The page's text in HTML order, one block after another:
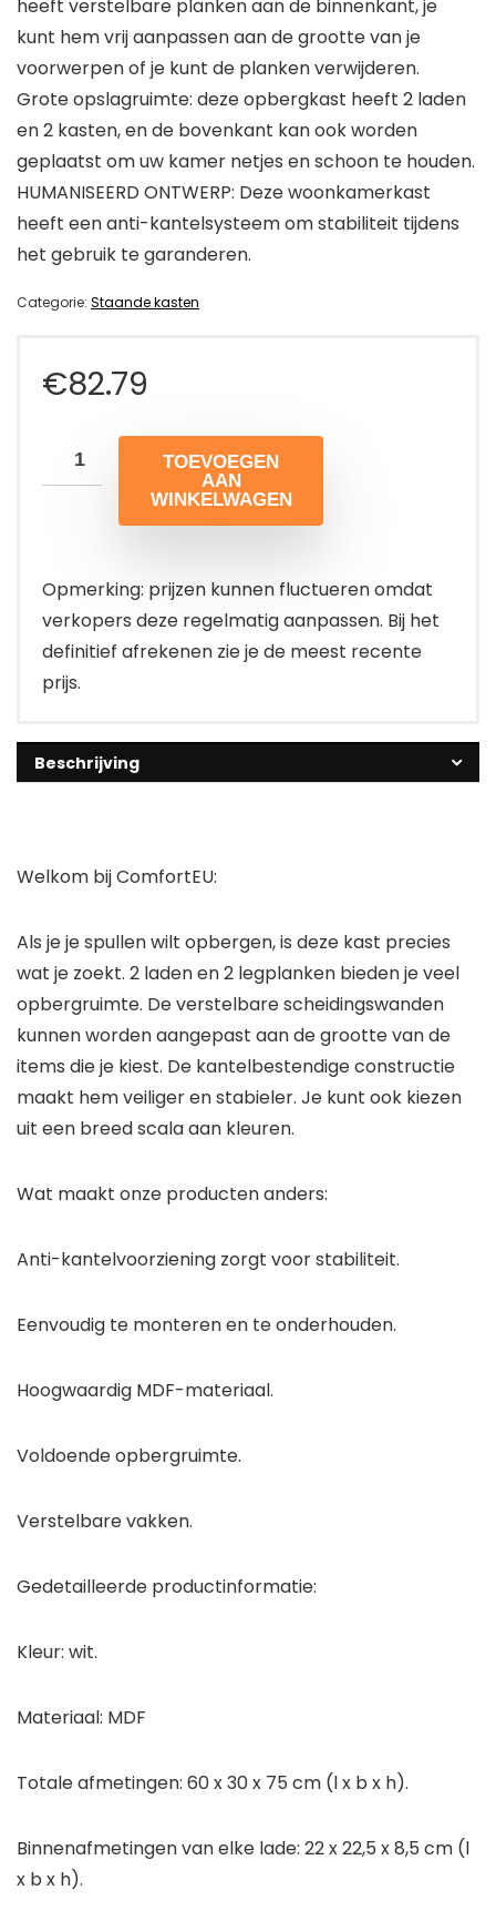
heeft verstelbare planken aan de binnenkant, je
kunt hem vrij aanpassen aan de grootte van je
voorwerpen of je kunt de planken verwijderen.
Grote opslagruimte: deze opbergkast heeft 2 laden
en 2 kasten, en de bovenkant kan ook worden
geplaatst om uw kamer netjes en schoon te houden.
HUMANISEERD ONTWERP: Deze woonkamerkast
heeft een anti-kantelsysteem om stabiliteit tijdens
het gebruik te garanderen.
Categorie: Staande kasten
€82.79
TOEVOEGEN
AAN
WINKELWAGEN
Opmerking: prijzen kunnen fluctueren omdat
verkopers deze regelmatig aanpassen. Bij het
definitief afrekenen zie je de meest recente
prijs.
Beschrijving
Welkom bij ComfortEU:
Als je je spullen wilt opbergen, is deze kast precies
wat je zoekt. 2 laden en 2 legplanken bieden je veel
opbergruimte. De verstelbare scheidingswanden
kunnen worden aangepast aan de grootte van de
items die je kiest. De kantelbestendige constructie
maakt hem veiliger en stabieler. Je kunt ook kiezen
uit een breed scala aan kleuren.
Wat maakt onze producten anders:
Anti-kantelvoorziening zorgt voor stabiliteit.
Eenvoudig te monteren en te onderhouden.
Hoogwaardig MDF-materiaal.
Voldoende opbergruimte.
Verstelbare vakken.
Gedetailleerde productinformatie:
Kleur: wit.
Materiaal: MDF
Totale afmetingen: 60 x 30 x 75 cm (l x b x h).
Binnenafmetingen van elke lade: 22 x 22,5 x 8,5 cm (l
x b x h).